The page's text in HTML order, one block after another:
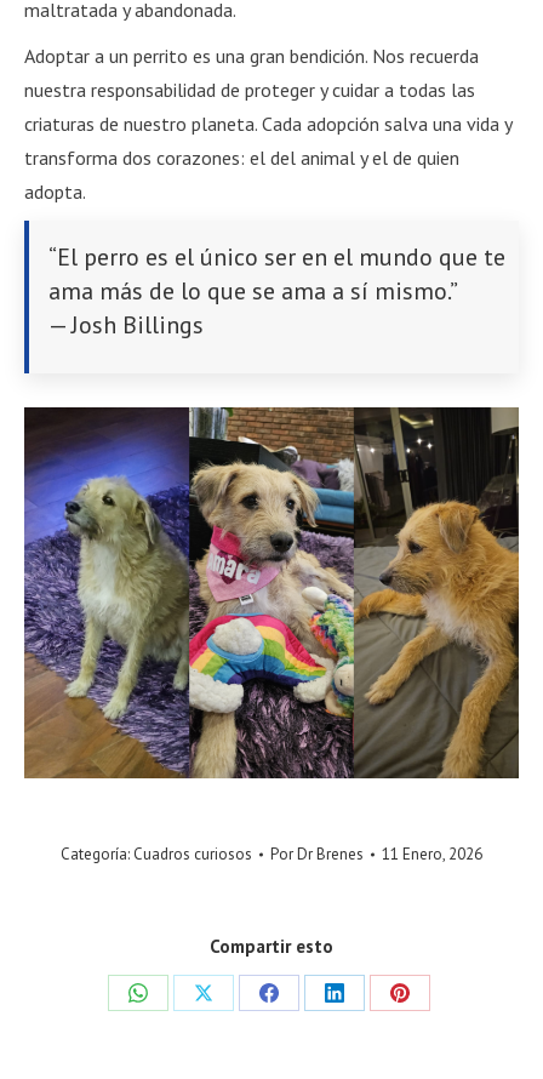
maltratada y abandonada.
Adoptar a un perrito es una gran bendición. Nos recuerda
nuestra responsabilidad de proteger y cuidar a todas las
criaturas de nuestro planeta. Cada adopción salva una vida y
transforma dos corazones: el del animal y el de quien
adopta.
“El perro es el único ser en el mundo que te
ama más de lo que se ama a sí mismo.”
— Josh Billings
Categoría: Cuadros curiosos PorDr Brenes 11 Enero, 2026
Compartir esto
Share
Share
Share
Share
Share